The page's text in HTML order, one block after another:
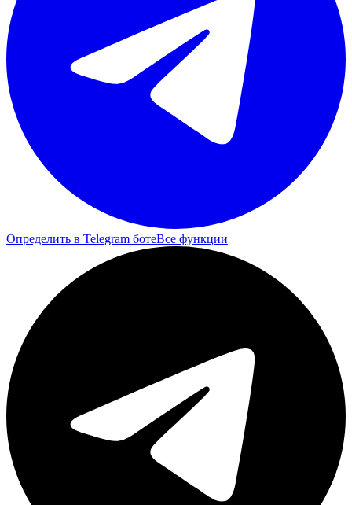
Определить в Telegram ботеВсе функции